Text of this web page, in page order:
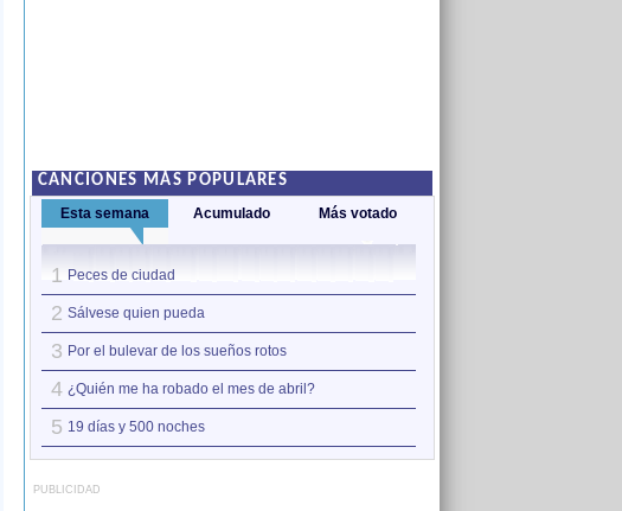
CANCIONES MÁS POPULARES
Esta semana Acumulado Más votado
1 Peces de ciudad
2 Sálvese quien pueda
3 Por el bulevar de los sueños rotos
4 ¿Quién me ha robado el mes de abril?
5 19 días y 500 noches
PUBLICIDAD